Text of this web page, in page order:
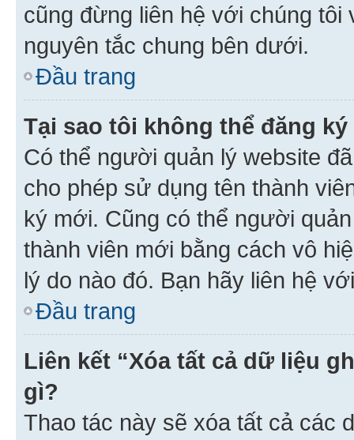
cũng đừng liên hệ với chúng
nguyên tắc chung bên dưới.
Đầu trang
Tại sao tôi không thể đăng
Có thể người quản lý website
cho phép sử dụng tên thành
ký mới. Cũng có thể người
thành viên mới bằng cách vô
lý do nào đó. Bạn hãy liên hệ
Đầu trang
Liên kết “Xóa tất cả dữ liệu
gì?
Thao tác này sẽ xóa tất cả các